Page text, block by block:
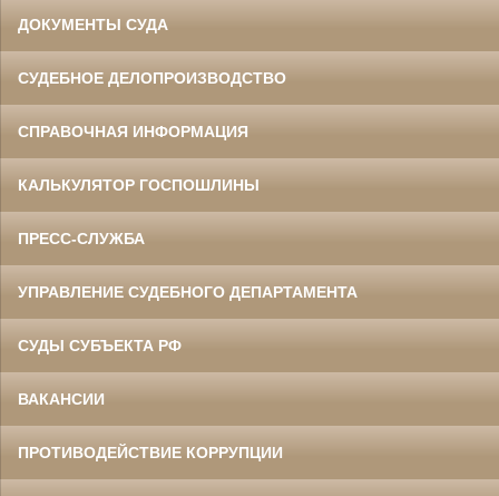
ДОКУМЕНТЫ СУДА
СУДЕБНОЕ ДЕЛОПРОИЗВОДСТВО
СПРАВОЧНАЯ ИНФОРМАЦИЯ
КАЛЬКУЛЯТОР ГОСПОШЛИНЫ
ПРЕСС-СЛУЖБА
УПРАВЛЕНИЕ СУДЕБНОГО ДЕПАРТАМЕНТА
СУДЫ СУБЪЕКТА РФ
ВАКАНСИИ
ПРОТИВОДЕЙСТВИЕ КОРРУПЦИИ